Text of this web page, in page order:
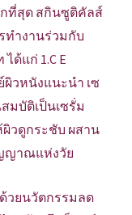
ที่สุด สกินซูติคัลส์
ทำงานร่วมกับ
ด้แก่ 1.C E
ผิวหนังแนะนำ เซ
มบัติเป็นเซรั่ม
วดูกระชับ ผสาน
ญาณแห่งวัย
ด้วยนวัตกรรมลด